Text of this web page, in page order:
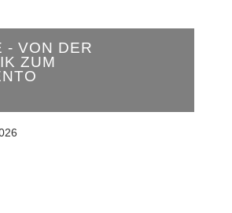
- VON DER
ZUM